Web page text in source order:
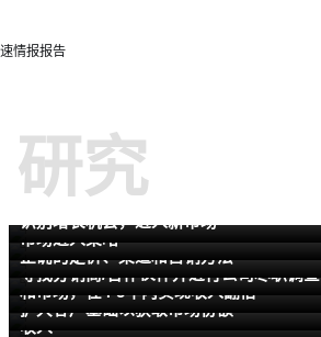
情报报告
研究
识别增长机会，进入新市场
市场进入策略
正确的定价、渠道和营销方法
寻找分销商/合作伙伴并进行公司尽职调查
通过了解竞争对手的最佳实践、未来计划
和市场，在4-5年内实现收入翻倍
扩大客户基础以获取市场份额
制定增长战略，拓展地域覆盖范围并增加
收入